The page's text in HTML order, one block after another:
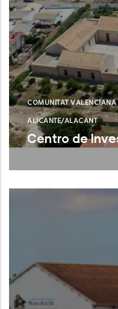
COMUNITAT VALENCIANA
ALICANTE/ALACANT
Centro de
Santa Pola